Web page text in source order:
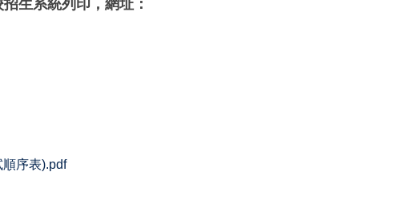
生系統列印，網址：
序表).pdf